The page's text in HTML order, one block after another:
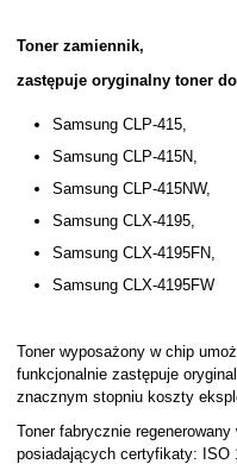
Toner zamiennik,
zastępuje oryginalny toner
Samsung CLP-415,
Samsung CLP-415N,
Samsung CLP-415NW,
Samsung CLX-4195,
Samsung CLX-4195FN,
Samsung CLX-4195FW
Toner wyposażony w chip
funkcjonalnie zastępuje
znacznym stopniu koszty
Toner fabrycznie
posiadających certyfikaty: ISO